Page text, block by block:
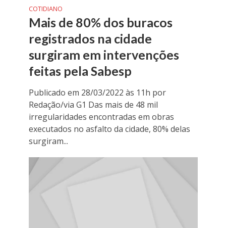
COTIDIANO
Mais de 80% dos buracos
registrados na cidade
surgiram em intervenções
feitas pela Sabesp
Publicado em 28/03/2022 às 11h por
Redação/via G1 Das mais de 48 mil
irregularidades encontradas em obras
executados no asfalto da cidade, 80% delas
surgiram...